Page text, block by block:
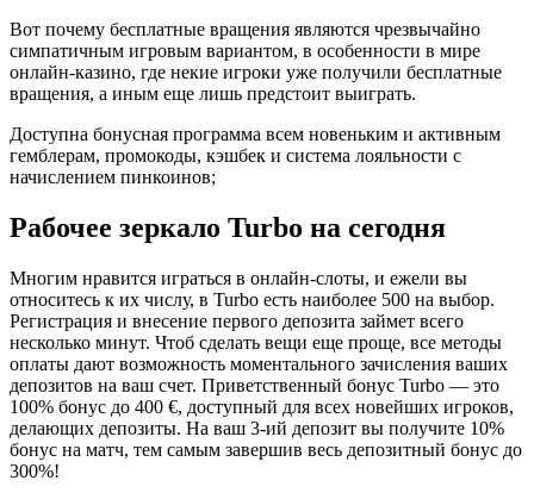
Вот почему бесплатные вращения являются чрезвычайно
симпатичным игровым вариантом, в особенности в мире
онлайн-казино, где некие игроки уже получили бесплатные
вращения, а иным еще лишь предстоит выиграть.
Доступна бонусная программа всем новеньким и активным
гемблерам, промокоды, кэшбек и система лояльности с
начислением пинкоинов;
Рабочее зеркало Turbo на сегодня
Многим нравится играться в онлайн-слоты, и ежели вы
относитесь к их числу, в Turbo есть наиболее 500 на выбор.
Регистрация и внесение первого депозита займет всего
несколько минут. Чтоб сделать вещи еще проще, все методы
оплаты дают возможность моментального зачисления ваших
депозитов на ваш счет. Приветственный бонус Turbo — это
100% бонус до 400 €, доступный для всех новейших игроков,
делающих депозиты. На ваш 3-ий депозит вы получите 10%
бонус на матч, тем самым завершив весь депозитный бонус до
300%!